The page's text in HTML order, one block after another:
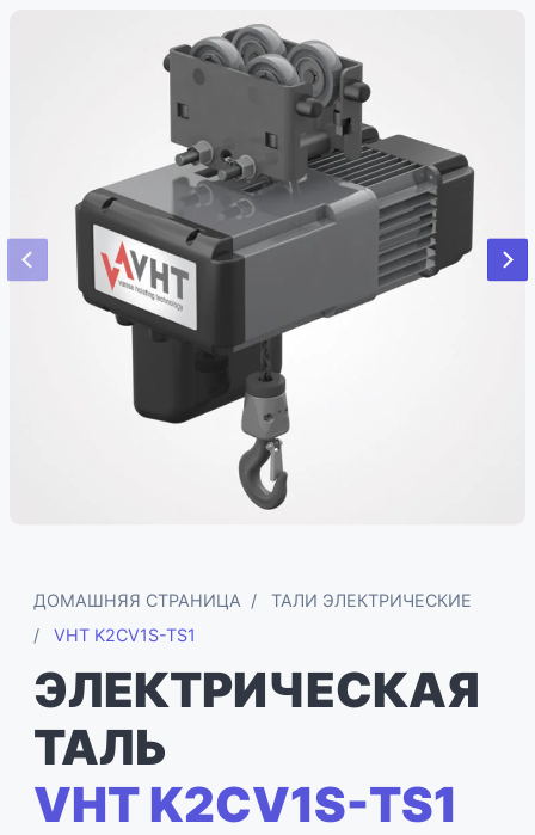
ДОМАШНЯЯ СТРАНИЦА
ТАЛИ ЭЛЕКТРИЧЕСКИЕ
VHT K2CV1S-TS1
ЭЛЕКТРИЧЕСКАЯ
ТАЛЬ
VHT K2CV1S-TS1